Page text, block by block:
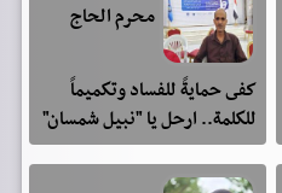
محرم الحاج
كفى حمايةً للفساد وتكميماً
للكلمة.. ارحل يا "نبيل شمسان"